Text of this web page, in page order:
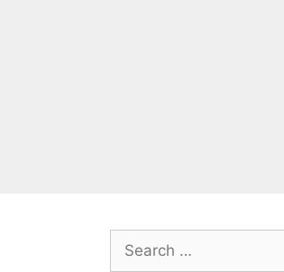
Search
for: